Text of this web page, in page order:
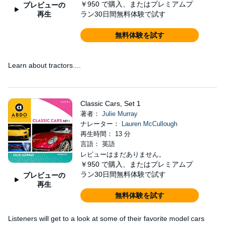
プレビューの
再生
￥950 で購入、またはプレミアムプ
ラン30日間無料体験で試す
無料体験を試す
Learn about tractors....
プレビューの
再生
Classic Cars, Set 1
著者： Julie Murray
ナレーター：
Lauren McCullough
再生時間： 13 分
言語： 英語
レビューはまだありません。
￥950 で購入、またはプレミアムプ
ラン30日間無料体験で試す
無料体験を試す
Listeners will get to a look at some of their favorite model cars